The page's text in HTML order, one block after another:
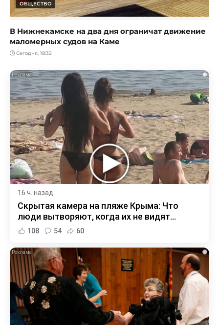
ОБЩЕСТВО
В Нижнекамске на два дня ограничат движение
маломерных судов на Каме
Сегодня, 18:32
i
16 ч. назад
Скрытая камера на пляже Крыма: Что
люди вытворяют, когда их не видят...
108 54 60
i